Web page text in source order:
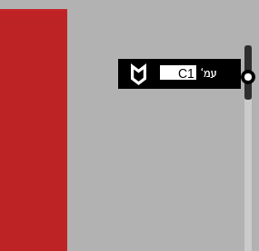
C1
אמפתיה בחינוך חינוךבאהבה ... 0